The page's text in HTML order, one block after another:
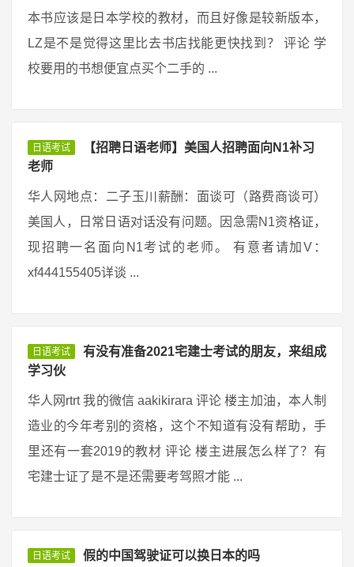
本书应该是日本学校的教材，而且好像是较新版本，
LZ是不是觉得这里比去书店找能更快找到？ 评论 学
校要用的书想便宜点买个二手的 ...
日语考试
【招聘日语老师】美国人招聘面向N1补习
老师
华人网地点：二子玉川薪酬：面谈可（路费商谈可）
美国人，日常日语对话没有问题。因急需N1资格证，
现招聘一名面向N1考试的老师。 有意者请加V：
xf444155405详谈 ...
日语考试
有没有准备2021宅建士考试的朋友，来组成
学习伙
华人网rtrt 我的微信 aakikirara 评论 楼主加油，本人制
造业的今年考别的资格，这个不知道有没有帮助，手
里还有一套2019的教材 评论 楼主进展怎么样了？有
宅建士证了是不是还需要考驾照才能 ...
日语考试 假的中国驾驶证可以换日本的吗